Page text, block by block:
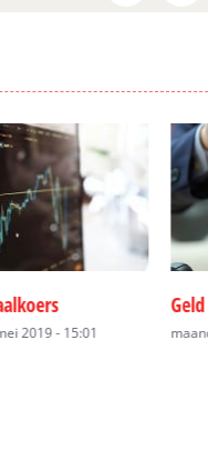
tips
2019 - 18:08